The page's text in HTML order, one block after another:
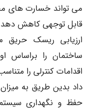
می تواند خسارت های
قابل توجهی کاهش دهد.
ارزیابی ریسک حریق
ساختمان را
اقدامات کنترلی را
داد بدین طریق به
حفظ و نگهداری